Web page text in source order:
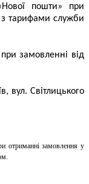
пошти» при
з тарифами служби
замовленні від
вул. Світлицького
отриманні замовлення у